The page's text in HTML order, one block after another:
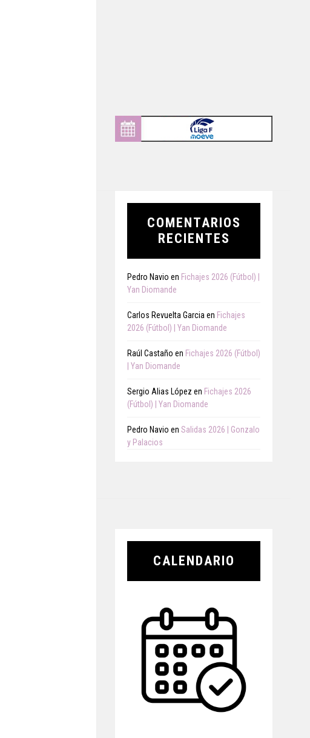
COMENTARIOS
RECIENTES
Pedro Navio en Fichajes 2026 (Fútbol) |
Yan Diomande
Carlos Revuelta Garciaen Fichajes
2026 (Fútbol) | Yan Diomande
Raúl Castaño en Fichajes 2026 (Fútbol)
| Yan Diomande
Sergio Alias López en Fichajes 2026
(Fútbol) | Yan Diomande
Pedro Navio en Salidas 2026 | Gonzalo
y Palacios
CALENDARIO